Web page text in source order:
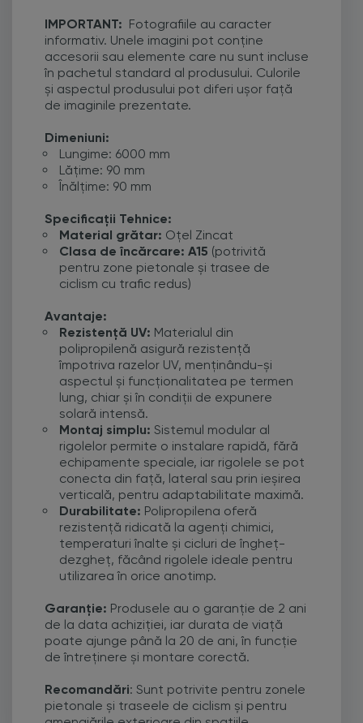
IMPORTANT: Fotografiile au caracter
informativ. Unele imagini pot conține
accesorii sau elemente care nu sunt incluse
în pachetul standard al produsului. Culorile
și aspectul produsului pot diferi ușor față
de imaginile prezentate.
Dimeniuni:
Lungime: 6000 mm
Lățime: 90 mm
Înălțime: 90 mm
Specificații Tehnice:
Material grătar: Oțel Zincat
Clasa de încărcare: A15 (potrivită
pentru zone pietonale și trasee de
ciclism cu trafic redus)
Avantaje:
Rezistență UV: Materialul din
polipropilenă asigură rezistență
împotriva razelor UV, menținându-și
aspectul și funcționalitatea pe termen
lung, chiar și în condiții de expunere
solară intensă.
Montaj simplu: Sistemul modular al
rigolelor permite o instalare rapidă, fără
echipamente speciale, iar rigolele se pot
conecta din față, lateral sau prin ieșirea
verticală, pentru adaptabilitate maximă.
Durabilitate: Polipropilena oferă
rezistență ridicată la agenți chimici,
temperaturi înalte și cicluri de îngheț-
dezgheț, făcând rigolele ideale pentru
utilizarea în orice anotimp.
Garanție: Produsele au o garanție de 2 ani
de la data achiziției, iar durata de viață
poate ajunge până la 20 de ani, în funcție
de întreținere și montare corectă.
Recomandări: Sunt potrivite pentru zonele
pietonale și traseele de ciclism și pentru